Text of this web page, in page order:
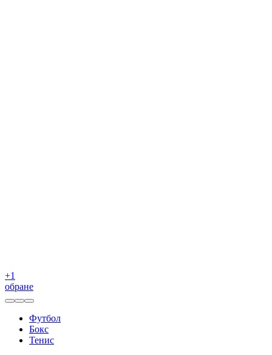
+1
обране
Футбол
Бокс
Тенис